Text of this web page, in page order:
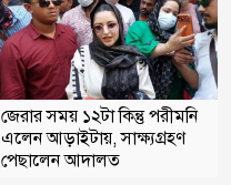
জেরার সময় ১২টা কিন্তু পরীমনি
এলেন আড়াইটায়, সাক্ষ্যগ্রহণ
পেছালেন আদালত